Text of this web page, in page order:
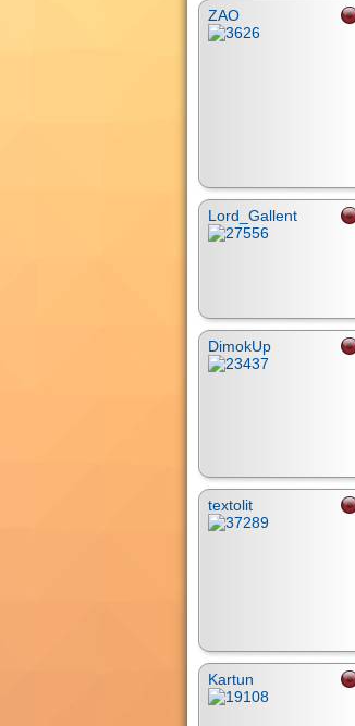
ZAO
Lord_Gallent
DimokUp
textolit
Kartun